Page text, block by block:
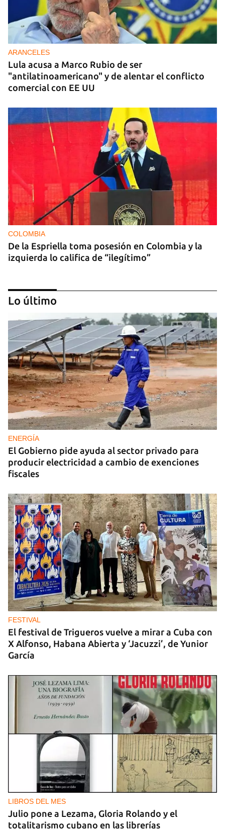
ARANCELES
Lula acusa a Marco Rubio de ser
"antilatinoamericano" y de alentar el conflicto
comercial con EE UU
COLOMBIA
De la Espriella toma posesión en Colombia y la
izquierda lo califica de “ilegítimo”
DEPORTACIONES EE UU
El ICE envía a la fuerza a migrantes, entre ellos
cuatro cubanos, a la República Centroafricana
Lo último
ENERGÍA
El Gobierno pide ayuda al sector privado para
producir electricidad a cambio de exenciones
fiscales
FESTIVAL
El festival de Trigueros vuelve a mirar a Cuba con
X Alfonso, Habana Abierta y ‘Jacuzzi’, de Yunior
García
LIBROS DEL MES
Julio pone a Lezama, Gloria Rolando y el
totalitarismo cubano en las librerías